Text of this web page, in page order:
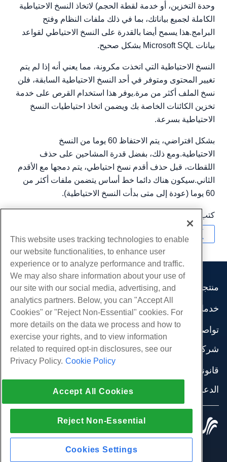
وحدة التخزين، أو خدمة لقطة الحجم) لاتخاذ النسخ الاحتياطية
الكاملة لجميع بياناتك، بما في ذلك ملفات النظام وفتح
البرامج.هذا يسمح أيضا بالقدرة على النسخ الاحتياطي لقواعد
بيانات Microsoft SQL بشكل صحيح.
النسخ الاحتياطية التي اتخذت مكرونة، مما يعني أنه إذا لم يتم
تغيير المحتوى ومتوفر في أحد النسخ الاحتياطية السابقة، فلن
نسخ الملف أكثر من مرة.يوفر هذا استخدام القرص على خدمة
تخزين الكائنات الخاصة بك ويضمن اتخاذ احتياطيات النسخ
الاحتياطية بسرعة.
بشكل افتراضي، يتم الاحتفاظ 60 يوما من النسخ
الاحتياطية.ومع ذلك، بفضل قدرة المشاحين على حذف
اللقطات، قبل حذف أقدم نسخ احتياطي، يتم دمجها مع الأقدم
الثاني.سيكون هناك دائما خط أساس يتضمن ملفات أكثر من
60 يوما (عودة إلى متى بدأت النسخ الاحتياطية).
كتب بواسطة
منتجات
استضافة الموقع
استضافة الأعمال
موزع استضافة
موزع العلامة البيضاء
إدارة لينكس VPS
لينكس غير المدارة VPS
نوافذ غير مُدارة VPS
خوادم السحابة
موازن التحميل
تخزين الكتلة
خدمات
هجرات الموقع
تواصل اجتماعي
وثائق المنتج
مدونة
شركة
اتصل بنا
مراكز البيانات
إنضم لبرنامج
قانوني
شروط الخدمة
تطبيق القانون
اتفاقية الشراكة
الدعم
الدردشة الحية معنا
افتح تذكرة الدعم
مراسلتنا على البريد الاليكتروني
This website uses tracking technologies to enable
our website functionalities, to enhance user
experience or to analyze performance and traffic.
We may also share information about your use of
our site with our social media, advertising, and
analytics partners. Below, you can "Accept All
Cookies" or "Reject Non-Essential" cookies. For
more details on the data we process and how to
exercise your rights, and to view information
related to required opt-in disclosures, see our
Privacy Policy. Cookie Policy
Accept All Cookies
Reject Non-Essential
Cookies Settings